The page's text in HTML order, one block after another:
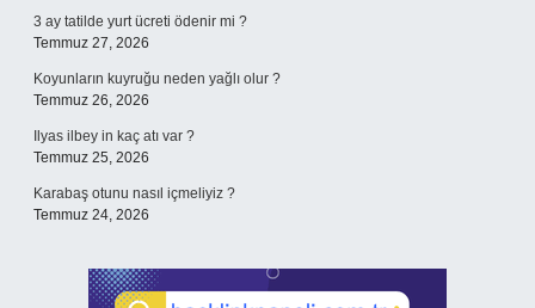
3 ay tatilde yurt ücreti ödenir mi ?
Temmuz 27, 2026
Koyunların kuyruğu neden yağlı olur ?
Temmuz 26, 2026
Ilyas ilbey in kaç atı var ?
Temmuz 25, 2026
Karabaş otunu nasıl içmeliyiz ?
Temmuz 24, 2026